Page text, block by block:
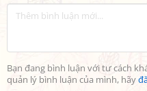
Bạn đang bình luận với tư cách
quản lý bình luận của mình, hãy